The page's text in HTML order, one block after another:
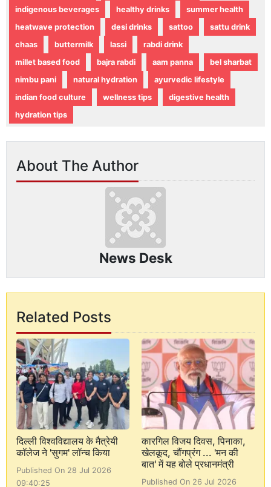
indigenous beverages healthy drinks
summer health
heatwave protection
desi drinks sattoo
sattu drink
chaas
buttermilk lassi
rabdi drink
millet based food
bajra rabdi aam panna
bel sharbat
nimbu pani
natural hydration
ayurvedic lifestyle
indian food culture
wellness tips
digestive health
hydration tips
About The Author
News Desk
Related Posts
दिल्ली विश्वविद्यालय के मैत्रेयी
कॉलेज ने 'सुगम' लॉन्च किया
Published On 28 Jul 2026
09:40:25
कारगिल विजय दिवस, पिनाका,
खेलकूद, चौंगप्रंग ... 'मन की
बात' में यह बोले प्रधानमंत्री
Published On 26 Jul 2026